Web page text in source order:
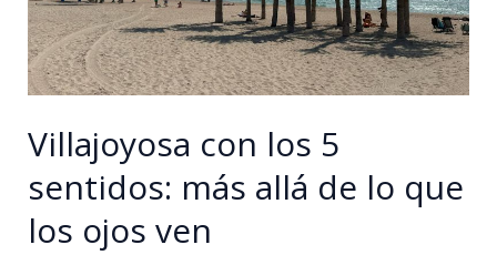
Villajoyosa con los 5
sentidos: más allá de lo que
los ojos ven